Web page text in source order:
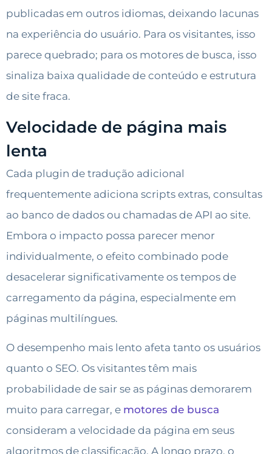
publicadas em outros idiomas, deixando lacunas
na experiência do usuário. Para os visitantes, isso
parece quebrado; para os motores de busca, isso
sinaliza baixa qualidade de conteúdo e estrutura
de site fraca.
Velocidade de página mais
lenta
Cada plugin de tradução adicional
frequentemente adiciona scripts extras, consultas
ao banco de dados ou chamadas de API ao site.
Embora o impacto possa parecer menor
individualmente, o efeito combinado pode
desacelerar significativamente os tempos de
carregamento da página, especialmente em
páginas multilíngues.
O desempenho mais lento afeta tanto os usuários
quanto o SEO. Os visitantes têm mais
probabilidade de sair se as páginas demorarem
muito para carregar, e motores de busca
consideram a velocidade da página em seus
algoritmos de classificação. A longo prazo, o